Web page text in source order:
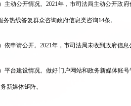
）主动公开情况。2021年，市司法局主动公开政府
务热线答复群众咨询政府信息类咨询14条。
依申请公开。 2021年，市司法局未收到政府信息
）平台建设情况。做好门户网站和政务新媒体账
新媒体矩阵。